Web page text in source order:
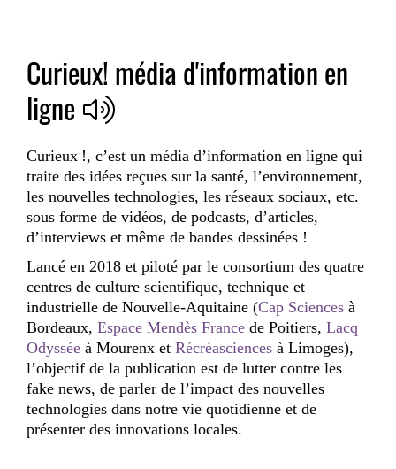
Curieux! média d'information en
ligne
Curieux !, c’est un média d’information en ligne qui
traite des idées reçues sur la santé, l’environnement,
les nouvelles technologies, les réseaux sociaux, etc.
sous forme de vidéos, de podcasts, d’articles,
d’interviews et même de bandes dessinées !
Lancé en 2018 et piloté par le consortium des quatre
centres de culture scientifique, technique et
industrielle de Nouvelle-Aquitaine (Cap Sciences à
Bordeaux, Espace Mendès France de Poitiers, Lacq
Odyssée à Mourenx et Récréasciences à Limoges),
l’objectif de la publication est de lutter contre les
fake news, de parler de l’impact des nouvelles
technologies dans notre vie quotidienne et de
présenter des innovations locales.